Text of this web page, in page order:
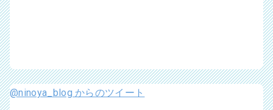
@ninoya_blog からのツイート